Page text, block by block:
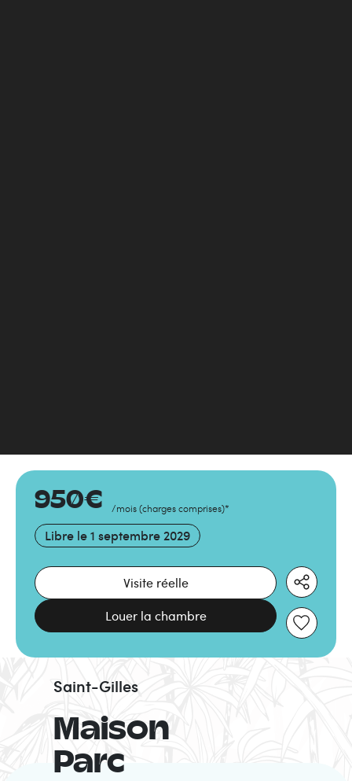
950€ /mois (charges comprises)*
Libre le 1 septembre 2029
Visite réelle
Louer la chambre
Maison
Parc
Saint-Gilles